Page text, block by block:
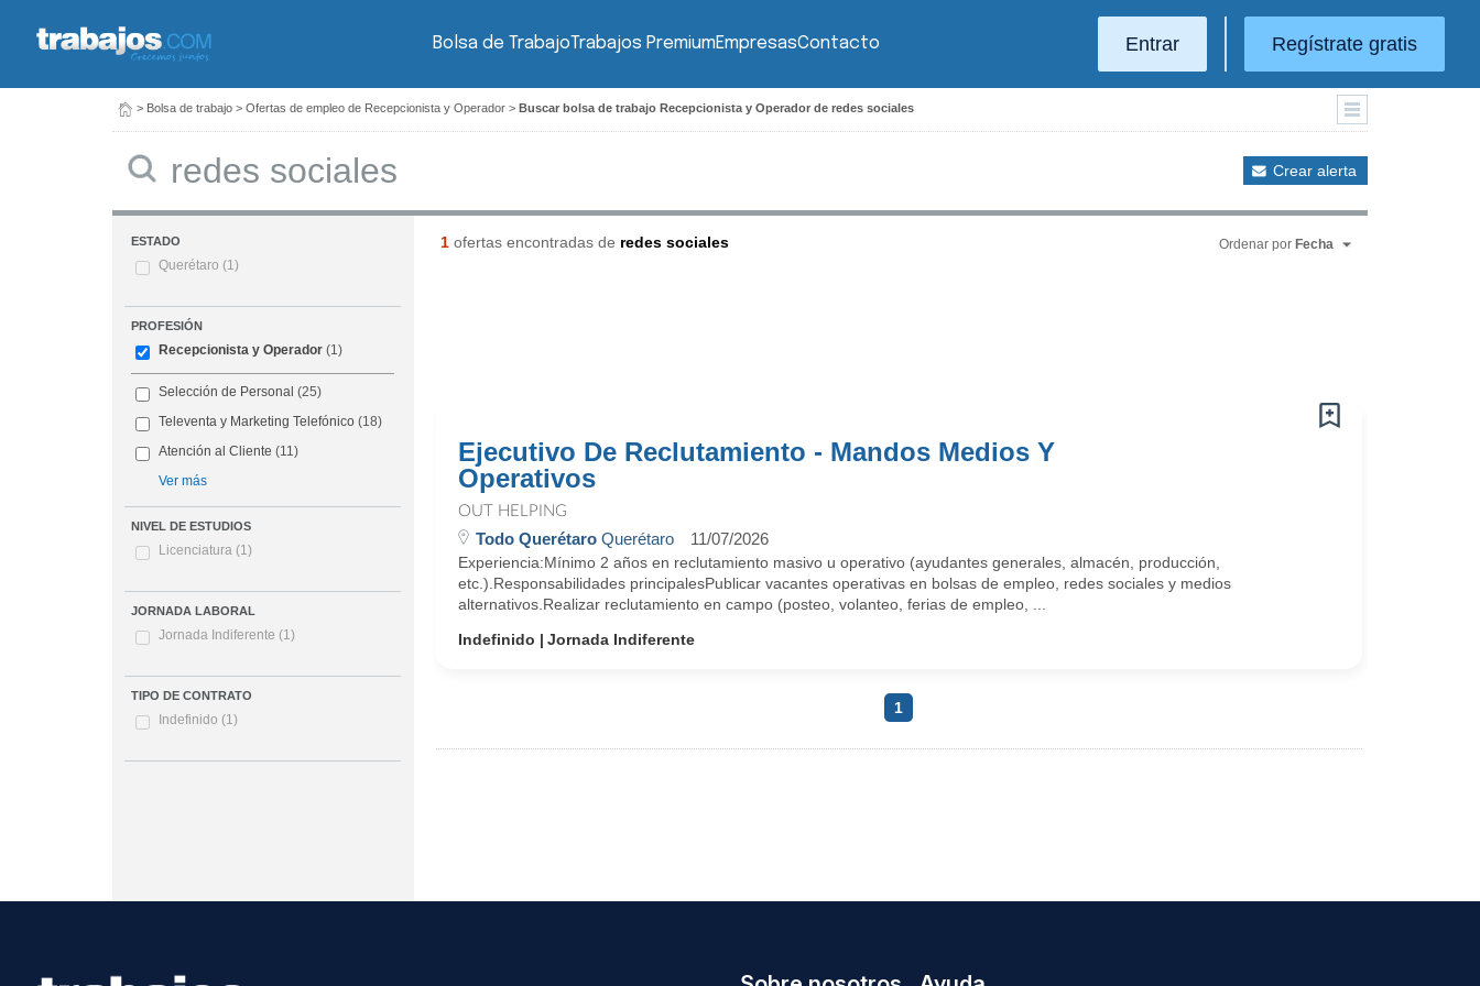
Bolsa de TrabajoTrabajos PremiumEmpresasContacto Entrar Regístrate gratis
> Bolsa de trabajo > Ofertas de empleo de Recepcionista y Operador > Buscar bolsa de trabajo Recepcionista y Operador de redes sociales
Crear alerta
ESTADO
Querétaro (1)
PROFESIÓN
Recepcionista y Operador (1)
Selección de Personal (25)
Televenta y Marketing Telefónico (18)
Atención al Cliente (11)
Ver más
NIVEL DE ESTUDIOS
Licenciatura (1)
JORNADA LABORAL
Jornada Indiferente (1)
TIPO DE CONTRATO
Indefinido (1)
1ofertas encontradas de redes sociales Ordenar por Fecha
Ejecutivo De Reclutamiento - Mandos Medios Y
Operativos
OUT HELPING
Todo QuerétaroQuerétaro 11/07/2026
Experiencia:Mínimo 2 años en reclutamiento masivo u operativo (ayudantes generales, almacén, producción,
etc.).Responsabilidades principalesPublicar vacantes operativas en bolsas de empleo, redes sociales y medios
alternativos.Realizar reclutamiento en campo (posteo, volanteo, ferias de empleo, ...
Indefinido
Jornada Indiferente
1